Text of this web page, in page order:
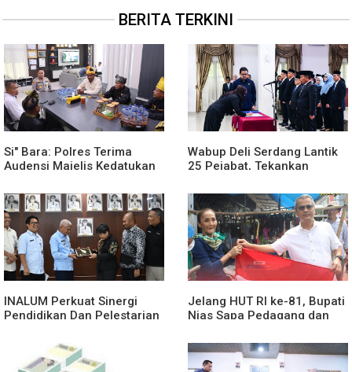
BERITA TERKINI
Si" Bara: Polres Terima
Audensi Majelis Kedatukan
Wabup Deli Serdang Lantik
25 Pejabat, Tekankan
Cepat dan Humanis
INALUM Perkuat Sinergi
Pendidikan Dan Pelestarian
PemprovSu
Jelang HUT RI ke-81, Bupati
Nias Sapa Pedagang dan
Putih